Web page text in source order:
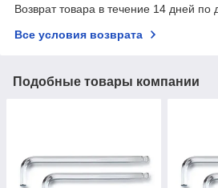
Возврат товара в течение 14 дней по
Все условия возврата
Подобные товары компании